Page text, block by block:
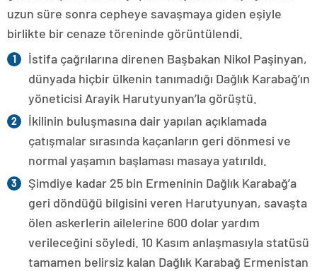
uzun süre sonra cepheye savaşmaya giden eşiyle
birlikte bir cenaze töreninde görüntülendi.
İstifa çağrılarına direnen Başbakan Nikol Paşinyan,
dünyada hiçbir ülkenin tanımadığı Dağlık Karabağ’ın
yöneticisi Arayik Harutyunyan’la görüştü.
İkilinin buluşmasına dair yapılan açıklamada
çatışmalar sırasında kaçanların geri dönmesi ve
normal yaşamın başlaması masaya yatırıldı.
Şimdiye kadar 25 bin Ermeninin Dağlık Karabağ’a
geri döndüğü bilgisini veren Harutyunyan, savaşta
ölen askerlerin ailelerine 600 dolar yardım
verileceğini söyledi. 10 Kasım anlaşmasıyla statüsü
tamamen belirsiz kalan Dağlık Karabağ Ermenistan